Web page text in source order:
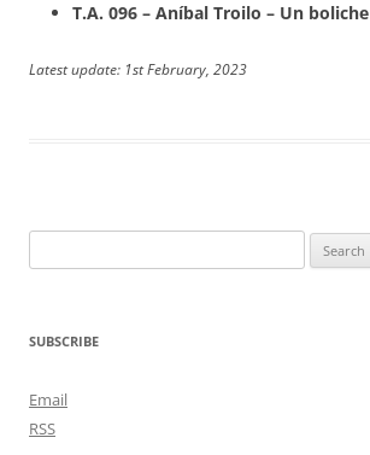
T.A. 096 – Aníbal Troilo – Un boliche
Latest update: 1st February, 2023
for:
SUBSCRIBE
Email
RSS